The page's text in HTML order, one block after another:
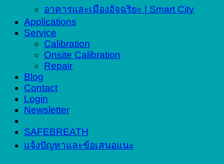
อาคารและเมืองอัจฉริยะ | Smart City
Applications
Service
Calibration
Onsite Calibration
Repair
Blog
Contact
Login
Newsletter
SAFEBREATH
แจ้งปัญหาและข้อเสนอแนะ